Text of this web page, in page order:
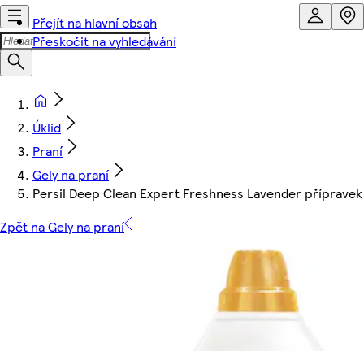
Přejít na hlavní obsah
Přeskočit na vyhledávání
Úklid
Praní
Gely na praní
Persil Deep Clean Expert Freshness Lavender
Zpět na Gely na praní